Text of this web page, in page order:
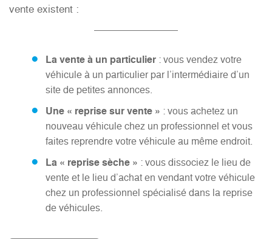
vente existent :
La vente à un particulier : vous vendez votre
véhicule à un particulier par l’intermédiaire d’un
site de petites annonces.
Une « reprise sur vente » : vous achetez un
nouveau véhicule chez un professionnel et vous
faites reprendre votre véhicule au même endroit.
La « reprise sèche » : vous dissociez le lieu de
vente et le lieu d’achat en vendant votre véhicule
chez un professionnel spécialisé dans la reprise
de véhicules.